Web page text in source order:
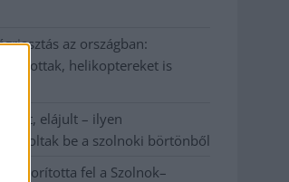
az országban:
javítottak, helikoptereket is
lett, elájult – ilyen
be a szolnoki börtönből
borította fel a Szolnok–